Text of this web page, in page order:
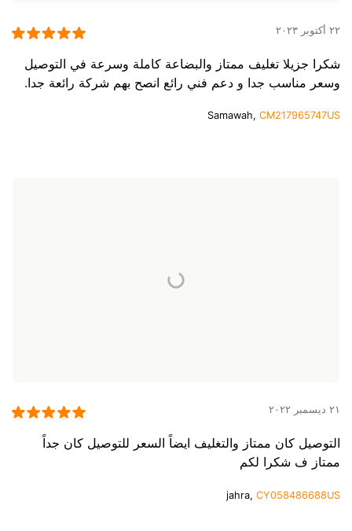
٢٢ أكتوبر ٢٠٢٣
شكرا جزيلا تغليف ممتاز والبضاعة كاملة وسرعة في التوصيل
وسعر مناسب جدا و دعم فني رائع انصح بهم شركة رائعة جدا.
Samawah, CM217965747US
٢١ ديسمبر ٢٠٢٢
التوصيل كان ممتاز والتغليف ايضاً السعر للتوصيل كان جداً
ممتاز ف شكرا لكم
jahra, CY058486688US